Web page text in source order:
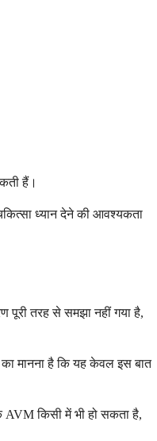
हैं।
ध्यान देने की आवश्यकता
पूरी तरह से समझा नहीं गया है,
मानना है कि यह केवल इस बात
किसी में भी हो सकता है,